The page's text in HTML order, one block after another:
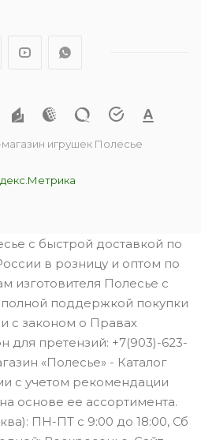
игрушек Полесье
с быстрой доставкой по
в розницу и оптом по
изготовителя Полесье с
полной поддержкой покупки
с законом о Правах
для претензий: +7(903)-623-
«Полесье» - Каталог
с учетом рекомендации
основе ее ассортимента.
ПН-ПТ с 9:00 до 18:00, Сб